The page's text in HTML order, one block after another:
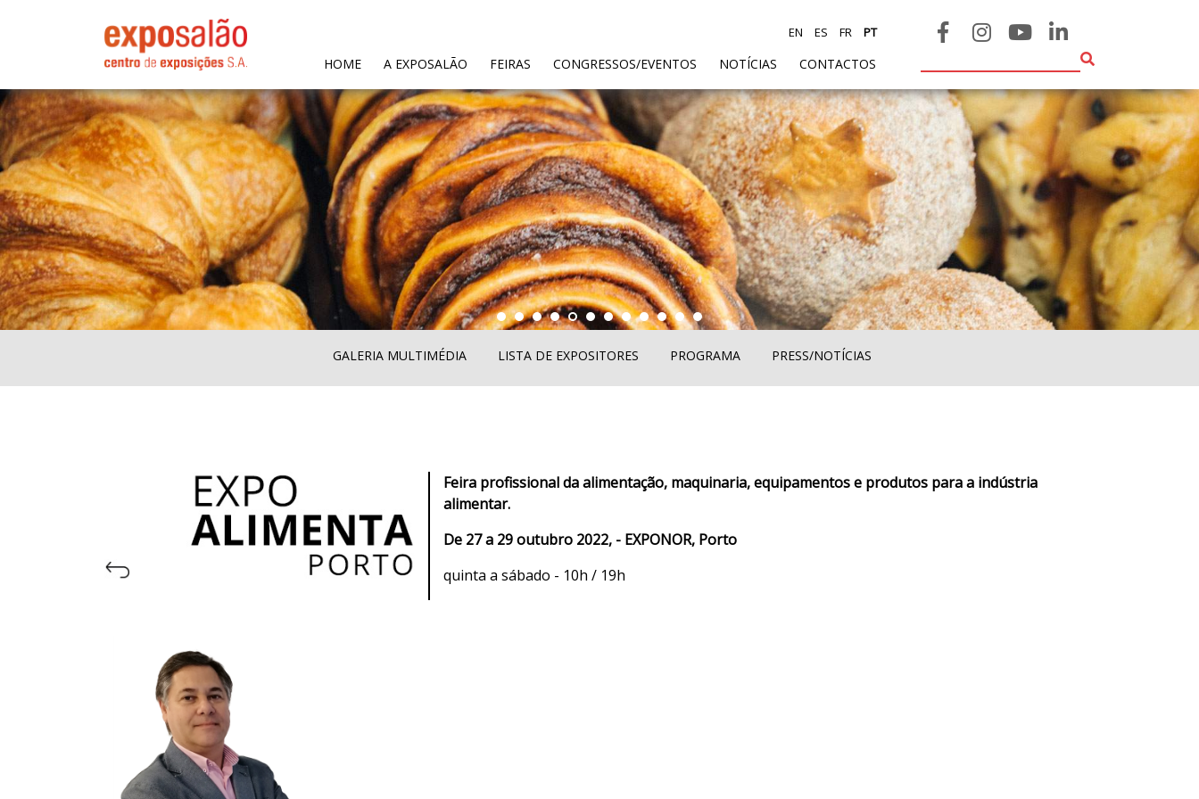
HOME(CURRENT)
A EXPOSALÃO FEIRAS CONGRESSOS/EVENTOS NOTÍCIAS CONTACTOS
EN ES FR PT
GALERIA MULTIMÉDIA LISTA DE EXPOSITORES PROGRAMA PRESS/NOTÍCIAS
Feira profissional da alimentação, maquinaria, equipamentos e produtos para a indústria
alimentar.
De 27 a 29 outubro 2022, - EXPONOR, Porto
quinta a sábado - 10h / 19h